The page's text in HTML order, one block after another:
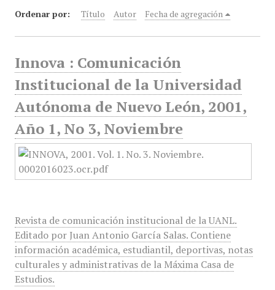
Ordenar por: Título Autor Fecha de agregación
Innova : Comunicación
Institucional de la Universidad
Autónoma de Nuevo León, 2001,
Año 1, No 3, Noviembre
Revista de comunicación institucional de la UANL.
Editado por Juan Antonio García Salas. Contiene
información académica, estudiantil, deportivas, notas
culturales y administrativas de la Máxima Casa de
Estudios.